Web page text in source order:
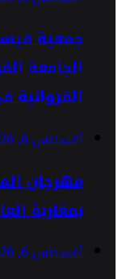
جمعية
الجامعة
القروانية
أغسطس 6, 2026
مهرجان
بمغاربة
أغسطس 6, 2026